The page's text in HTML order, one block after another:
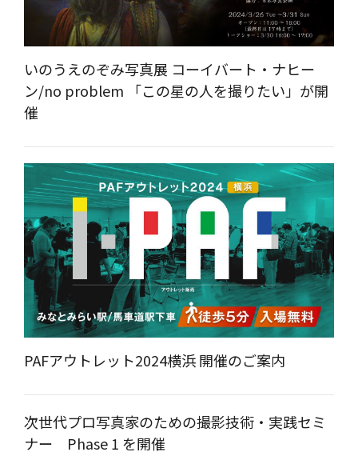
いのうえのぞみ写真展 コーイバート・ナヒー
ン/no problem 「この星の人を撮りたい」が開
催
PAFアウトレット2024横浜 開催のご案内
次世代プロ写真家のための撮影技術・実践セミ
ナー Phase 1 を開催